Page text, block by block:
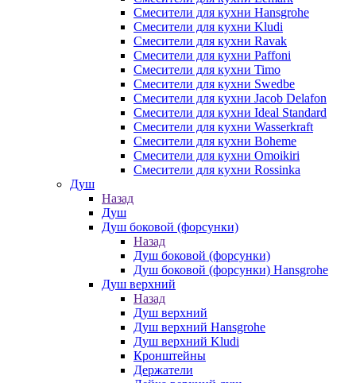
Смесители для кухни Hansgrohe
Смесители для кухни Kludi
Смесители для кухни Ravak
Смесители для кухни Paffoni
Смесители для кухни Timo
Смесители для кухни Swedbe
Смесители для кухни Jacob Delafon
Смесители для кухни Ideal Standard
Смесители для кухни Wasserkraft
Смесители для кухни Boheme
Смесители для кухни Omoikiri
Смесители для кухни Rossinka
Душ
Назад
Душ
Душ боковой (форсунки)
Назад
Душ боковой (форсунки)
Душ боковой (форсунки) Hansgrohe
Душ верхний
Назад
Душ верхний
Душ верхний Hansgrohe
Душ верхний Kludi
Кронштейны
Держатели